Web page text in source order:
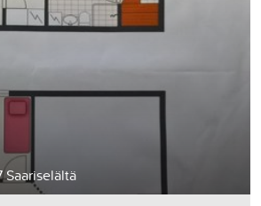
Saariselältä